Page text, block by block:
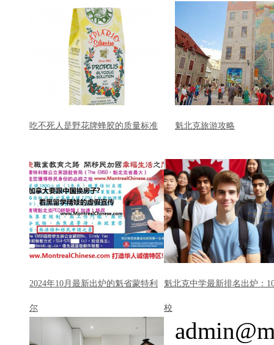
吃不死人是野花牌蜂胶的质量标准 魁北克旅游攻略
2024年10月最新出炉的魁省蒙特利
尔
魁北克中学最新排名出炉：
校